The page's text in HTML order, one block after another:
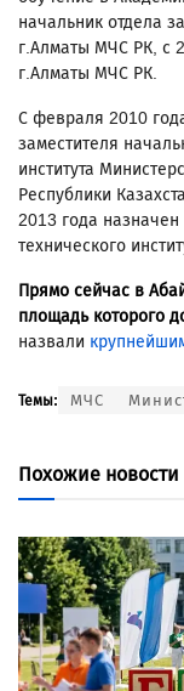
начальник отдела
г.Алматы МЧС РК, с
г.Алматы МЧС РК.
С февраля 2010
заместителя
института
Республики
2013 года
технического
Прямо сейчас в
площадь которого
назвали
Темы: МЧС
Похожие новости